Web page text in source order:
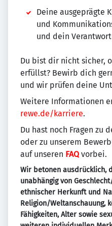
Deine ausgeprägte
und
und dein
Du bist dir nicht sicher,
erfüllst? Bewirb dich
und wir prüfen deine
Weitere Informationen
rewe.de/karriere.
Du hast noch Fragen zu
oder zu unserem
auf unseren FAQvorbei.
Wir betonen ausdrücklich,
unabhängig von
ethnischer Herkunft und
Religion/Weltanschauung,
Fähigkeiten, Alter sowie